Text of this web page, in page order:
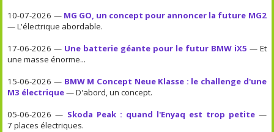
10-07-2026 — MG GO, un concept pour annoncer la future MG2
— L'électrique abordable.
17-06-2026 — Une batterie géante pour le futur BMW iX5 — Et
une masse énorme...
15-06-2026 — BMW M Concept Neue Klasse : le challenge d'une
M3 électrique— D'abord, un concept.
05-06-2026 — Skoda Peak : quand l'Enyaq est trop petite—
7 places électriques.